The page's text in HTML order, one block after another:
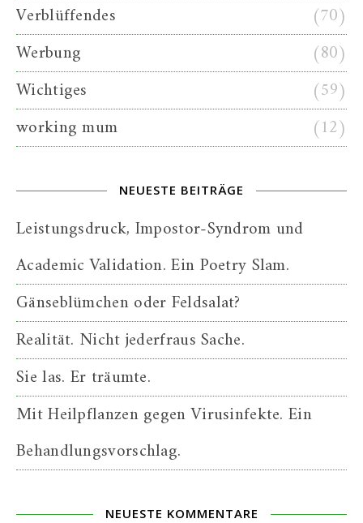
Verblüffendes
(70)
Werbung
(80)
Wichtiges
(59)
working mum
(12)
NEUESTE BEITRÄGE
Leistungsdruck, Impostor-Syndrom und
Academic Validation. Ein Poetry Slam.
Gänseblümchen oder Feldsalat?
Realität. Nicht jederfraus Sache.
Sie las. Er träumte.
Mit Heilpflanzen gegen Virusinfekte. Ein
Behandlungsvorschlag.
NEUESTE KOMMENTARE